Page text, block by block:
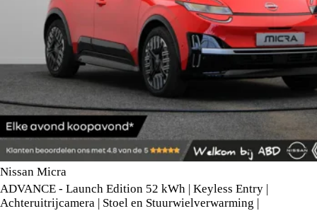
Nissan Micra
ADVANCE - Launch Edition 52 kWh | Keyless Entry |
Achteruitrijcamera | Stoel en Stuurwielverwarming |